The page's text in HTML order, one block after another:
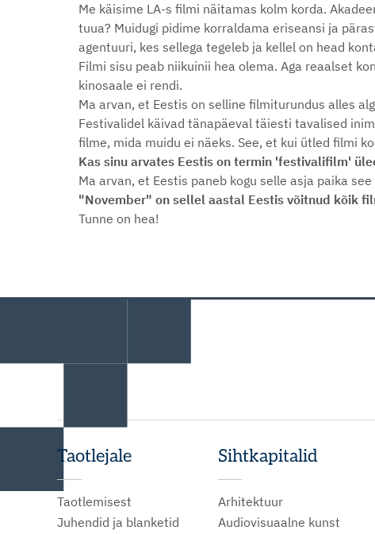
Me käisime LA-s filmi näitamas kolm korda.
tuua? Muidugi pidime korraldama eriseansi ja
agentuuri, kes sellega tegeleb ja kellel on head
Filmi sisu peab niikuinii hea olema. Aga reaalset
kinosaale ei rendi.
Ma arvan, et Eestis on selline filmiturundus alles
Festivalidel käivad tänapäeval täiesti tavalised
filme, mida muidu ei näeks. See, et kui ütled filmi
Kas sinu arvates Eestis on termin 'festivalifilm'
Ma arvan, et Eestis paneb kogu selle asja paika
"November" on sellel aastal Eestis võitnud kõik
Tunne on hea!
Taotlejale
Taotlemisest
Juhendid ja blanketid
Sihtkapitalid
Arhitektuur
Audiovisuaalne kunst